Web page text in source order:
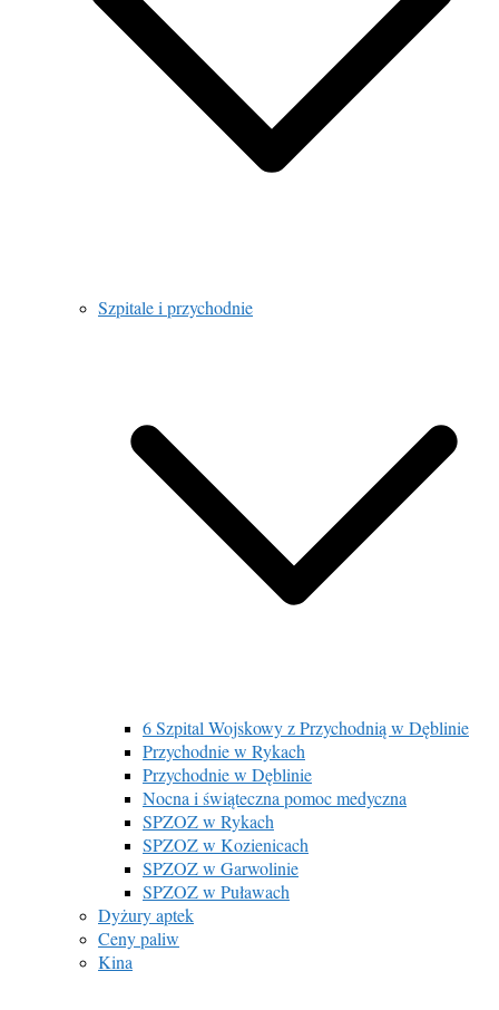
Szpitale i przychodnie
6 Szpital Wojskowy z Przychodnią w Dęblinie
Przychodnie w Rykach
Przychodnie w Dęblinie
Nocna i świąteczna pomoc medyczna
SPZOZ w Rykach
SPZOZ w Kozienicach
SPZOZ w Garwolinie
SPZOZ w Puławach
Dyżury aptek
Ceny paliw
Kina